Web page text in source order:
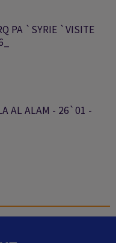
PA `SYRIE `VISITE
AL ALAM - 26`01 -